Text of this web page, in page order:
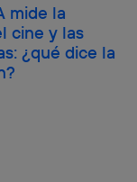
mide la
cine y las
¿qué dice la